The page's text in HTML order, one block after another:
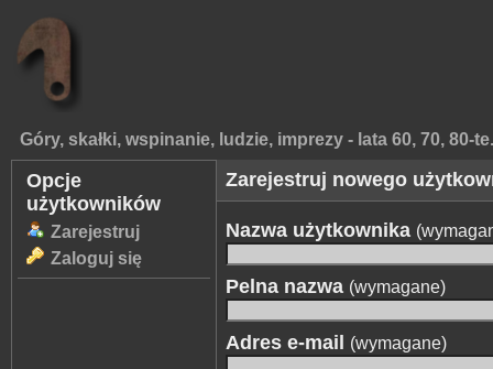
Góry, skałki, wspinanie, ludzie, imprezy - lata 60, 70, 80-te.
Opcje
użytkowników
Zarejestruj
Zaloguj się
Zarejestruj nowego
Nazwa użytkownika
Pelna nazwa (wymagane)
Adres e-mail (wymagane)